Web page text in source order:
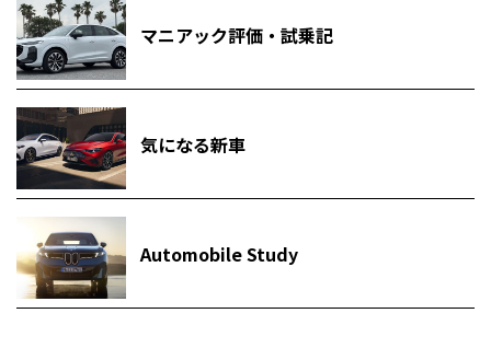
マニアック評価・試乗記
気になる新車
Automobile Study